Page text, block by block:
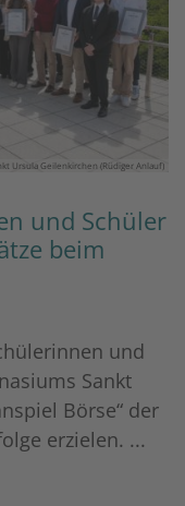
Ursula Geilenkirchen (Rüdiger Anlauf)
und Schüler
beim
und
Sankt
Börse“ der
erzielen. ...